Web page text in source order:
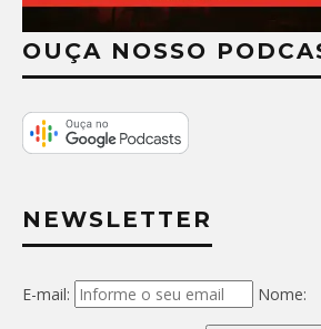
OUÇA NOSSO
NEWSLETTER
E-mail: Nome: